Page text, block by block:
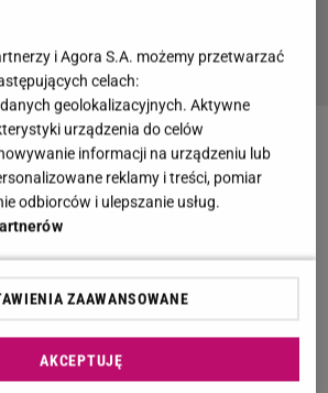
urodę. Ewel0na, Justyna
postać przystało, nie
tym, aby mówić wprost o swoich
i problemach. Równie
śmiała się, że była
która zrobiła operację
do tego przyznała. Nigdy nie
i Agora S.A. możemy przetwarzać
celach:
geolokalizacyjnych. Aktywne
urządzenia do celów
informacji na urządzeniu lub
reklamy i treści, pomiar
odbiorców i ulepszanie usług.
ZAAWANSOWANE
AKCEPTUJĘ